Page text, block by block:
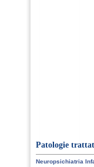
Patologie
Neuropsichiatria